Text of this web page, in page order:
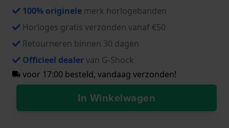
100% originele merk horlogebanden
Horloges gratis verzonden vanaf €50
Retourneren binnen 30 dagen
Officieel dealervan G-Shock
voor 17:00 besteld, vandaag verzonden!
In Winkelwagen